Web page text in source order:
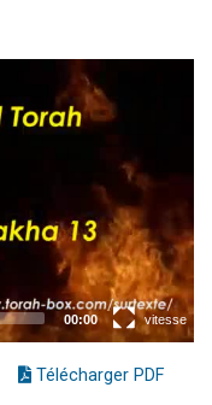
Télécharger PDF